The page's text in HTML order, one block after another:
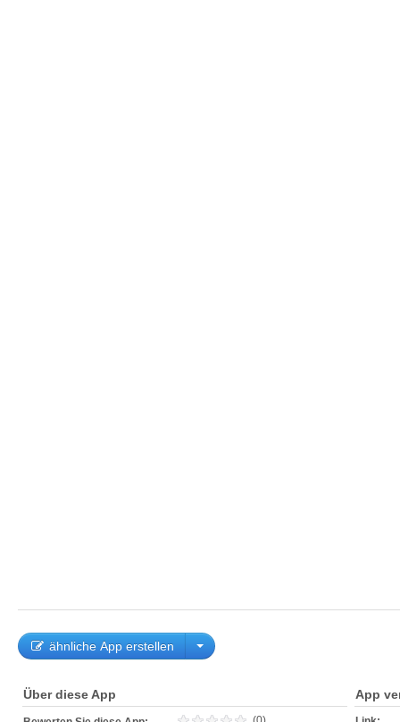
ähnliche App erstellen
Über diese App App